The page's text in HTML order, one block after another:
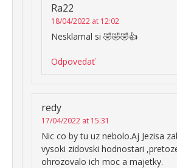
Ra22
18/04/2022 at 12:02
Nesklamal si 🤣🤣🤣👍
Odpovedať
redy
17/04/2022 at 15:31
Nic co by tu uz nebolo.Aj Jezisa
vysoki zidovski hodnostari
ohrozovalo ich moc a majetky.